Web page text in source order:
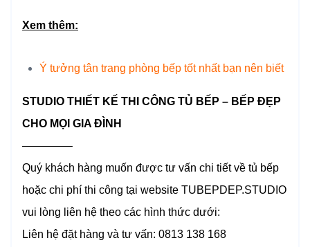
Xem thêm:
Ý tưởng tân trang phòng bếp tốt nhất bạn nên biết
STUDIO THIẾT KẾ THI CÔNG TỦ BẾP – BẾP ĐẸP
CHO MỌI GIA ĐÌNH
————–
Quý khách hàng muốn được tư vấn chi tiết về tủ bếp
hoặc chi phí thi công tại website TUBEPDEP.STUDIO
vui lòng liên hệ theo các hình thức dưới:
Liên hệ đặt hàng và tư vấn: 0813 138 168